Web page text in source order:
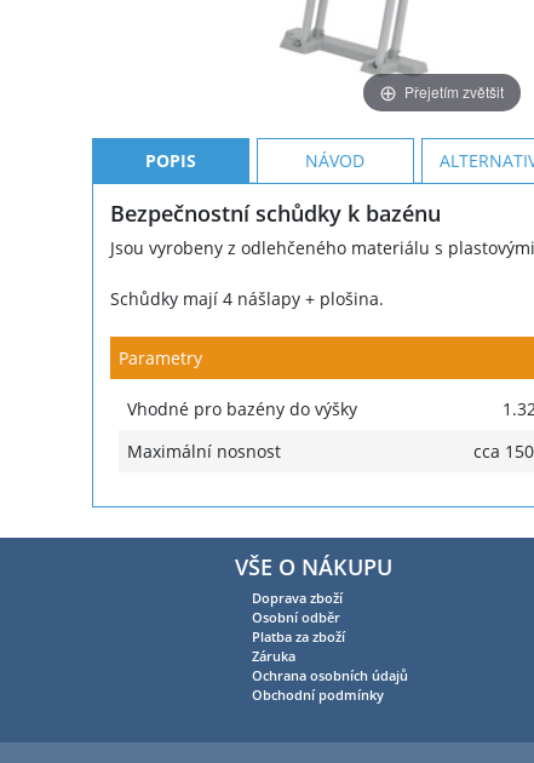
Přejetím zvětšit
POPIS NÁVOD
Bezpečnostní schůdky k bazénu
Jsou vyrobeny z odlehčeného materiálu s
Schůdky mají 4 nášlapy + plošina.
Parametry
Vhodné pro bazény do výšky
Maximální nosnost
cca
VŠE O NÁKUPU
Doprava zboží
Osobní odběr
Platba za zboží
Záruka
Ochrana osobních údajů
Obchodní podmínky